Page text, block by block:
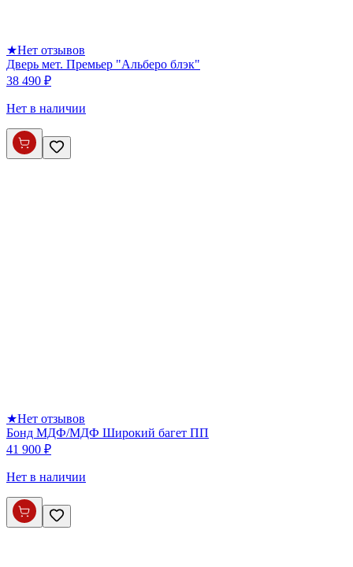
★Нет отзывов
Дверь мет. Премьер "Альберо блэк"
38 490 ₽
Нет в наличии
★Нет отзывов
Бонд МДФ/МДФ Широкий багет ПП
41 900 ₽
Нет в наличии